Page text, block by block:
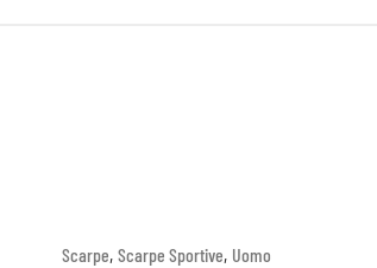
Scarpe, Scarpe Sportive, Uomo